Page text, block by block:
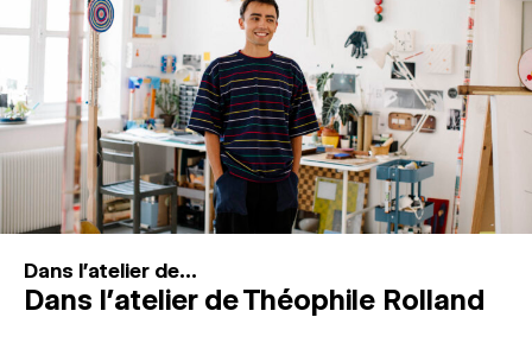
ESPACES DE PRATIQUE ARTISTIQUE ↓
Recherche
Connexion
Dans l'atelier de...
Dans l’atelier de Théophile Rolland